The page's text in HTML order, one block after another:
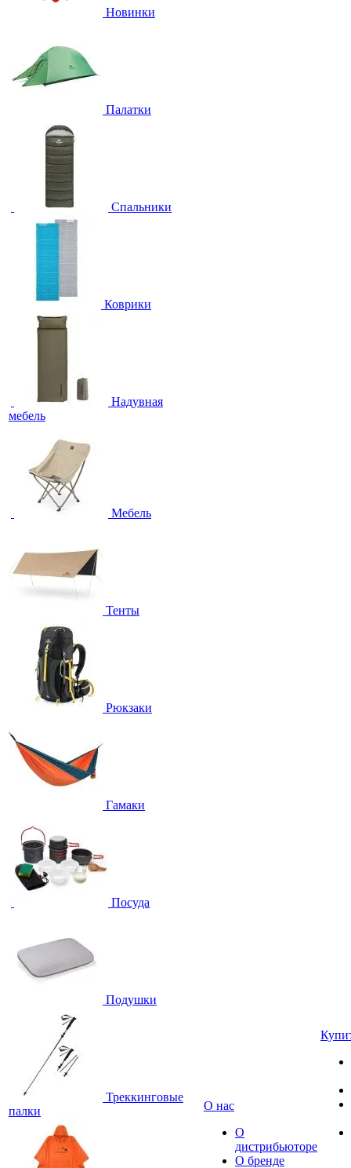
Новинки
Палатки
Спальники
Коврики
Надувная
мебель
Мебель
Тенты
Рюкзаки
Гамаки
Посуда
Подушки
Треккинговые
палки
О нас
О
дистрибьюторе
О бренде